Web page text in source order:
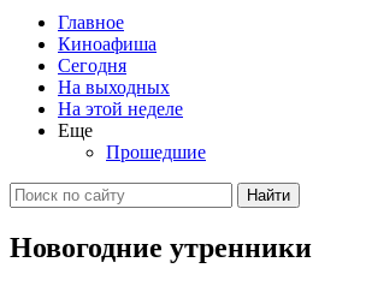
Главное
Киноафиша
Сегодня
На выходных
На этой неделе
Еще
Прошедшие
Найти
Новогодние утренники